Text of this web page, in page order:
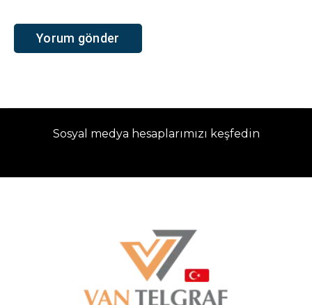
Sosyal medya hesaplarımızı keşfedin